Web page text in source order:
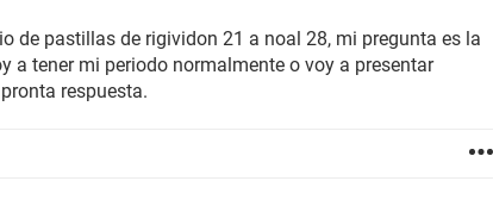
de pastillas de rigividon 21 a noal 28, mi pregunta es la
a tener mi periodo normalmente o voy a presentar
respuesta.